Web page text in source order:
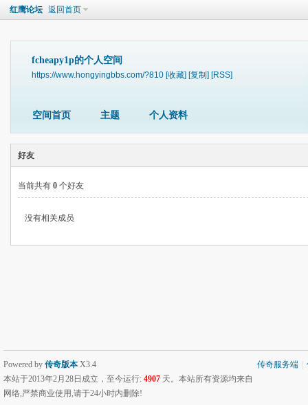
红鹰论坛 返回首页
fcheapy1p的个人空间
https://www.hongyingbbs.com/?810 [收藏] [复制] [RSS]
空间首页 主题 个人资料
好友
当前共有 0 个好友
没有相关成员
传奇服务端
Powered by 传奇版本 X3.4
本站于2013年2月28日成立，至今运行: 4907 天。本站所有资源均来自
网络,严禁商业使用,请于24小时内删除!